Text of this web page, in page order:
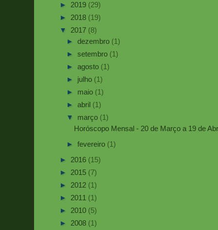
► 2019 (29)
► 2018 (19)
▼ 2017 (8)
►dezembro (1)
►setembro (1)
►agosto (1)
► julho (1)
► maio (1)
►abril (1)
▼ março (1)
Horóscopo Mensal - 20 de Março a 19 de
►fevereiro (1)
► 2016 (15)
► 2015 (7)
► 2012 (1)
► 2011 (1)
► 2010 (5)
► 2008 (1)